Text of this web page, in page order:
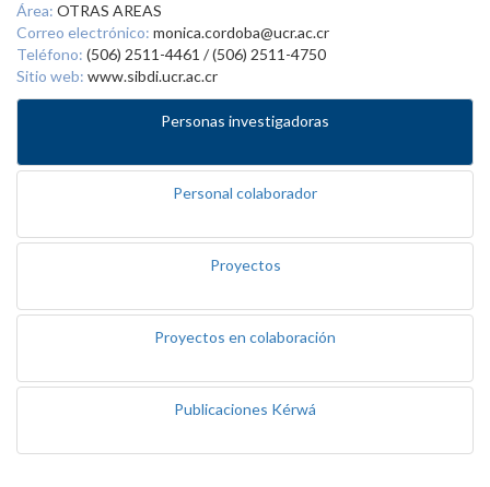
Área: OTRAS AREAS
Correo electrónico: monica.cordoba@ucr.ac.cr
Teléfono: (506) 2511-4461 / (506) 2511-4750
Sitio web: www.sibdi.ucr.ac.cr
Personas investigadoras
Personal colaborador
Proyectos
Proyectos en colaboración
Publicaciones Kérwá